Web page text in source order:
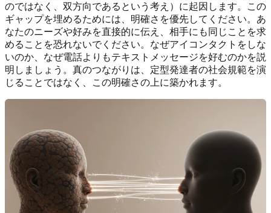
のではなく、双方向であるという考え）に起因します。この
ギャップを埋めるためには、明確さを優先してください。あ
なたのニーズや好みを直接的に伝え、相手にも同じことを求
めることを恐れないでください。なぜアイコンタクトをしな
いのか、なぜ電話よりもテキストメッセージを好むのかを説
明しましょう。真のつながりは、定型発達者の社会規範を演
じることではなく、この明確さの上に築かれます。